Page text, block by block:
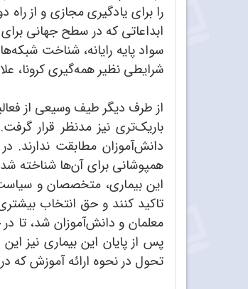
را برای یادگیری مجازی و از
ابداعاتی که در سطح جهانی
سواد پایه رایانه، شناخت
شرایطی نظیر همه‌گیری کرونا،
از طرف دیگر طیف وسیعی از
باریک‌تری نیز مدنظر قرار
دانش‌آموزان مطابقت ندارند.
همپوشانی برای آن‌ها شناخته
تاکید کنند و حق انتخاب
معلمان و دانش‌آموزان شد، تا
پس از پایان این بیماری نیز
تحول در نحوه ارائه آموزش که در